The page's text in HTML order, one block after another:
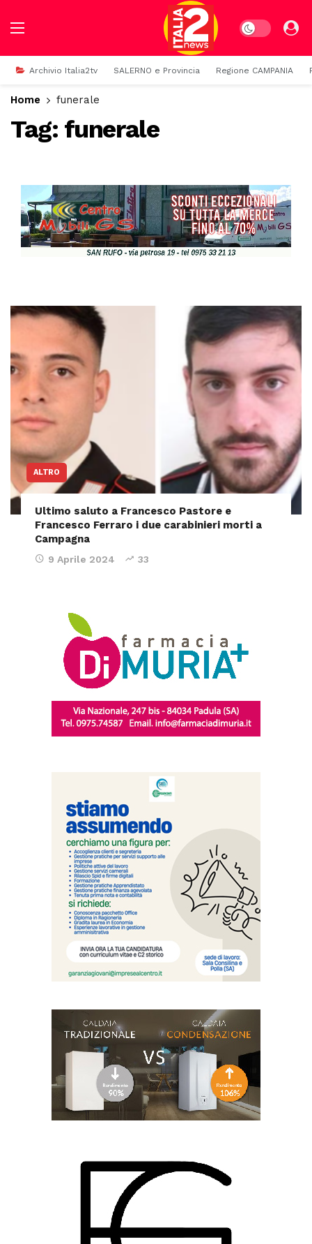
Dark mode
Archivio Italia2tv SALERNO e Provincia Regione CAMPANIA
Home funerale
Tag: funerale
ALTRO
Ultimo saluto a Francesco Pastore e
Francesco Ferraro i due carabinieri morti a
Campagna
9 Aprile 2024 33